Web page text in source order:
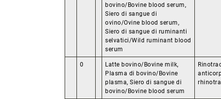
bovino/Bovine blood serum,
Siero di sangue di
ovino/Ovine blood serum,
Siero di sangue di ruminanti
selvatici/Wild ruminant blood
serum
0
Latte bovino/Bovine milk,
Plasma di bovino/Bovine
plasma, Siero di sangue di
bovino/Bovine blood serum